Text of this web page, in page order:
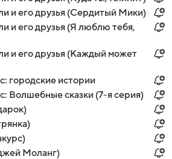
и его друзья (Сердитый Мики)
и его друзья (Я люблю тебя,
и его друзья (Каждый может
городские истории
Волшебные сказки (7-я серия)
Моланг)